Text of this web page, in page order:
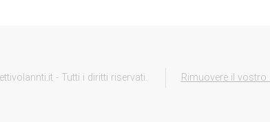
- Tutti i diritti riservati. Rimuovere il vostro